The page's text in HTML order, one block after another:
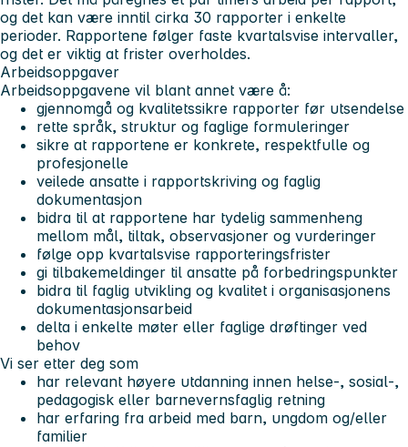
og det kan være inntil cirka 30 rapporter i enkelte
perioder. Rapportene følger faste kvartalsvise intervaller,
og det er viktig at frister overholdes.
Arbeidsoppgaver
Arbeidsoppgavene vil blant annet være å:
gjennomgå og kvalitetssikre rapporter før utsendelse
rette språk, struktur og faglige formuleringer
sikre at rapportene er konkrete, respektfulle og
profesjonelle
veilede ansatte i rapportskriving og faglig
dokumentasjon
bidra til at rapportene har tydelig sammenheng
mellom mål, tiltak, observasjoner og vurderinger
følge opp kvartalsvise rapporteringsfrister
gi tilbakemeldinger til ansatte på forbedringspunkter
bidra til faglig utvikling og kvalitet i organisasjonens
dokumentasjonsarbeid
delta i enkelte møter eller faglige drøftinger ved
behov
Vi ser etter deg som
har relevant høyere utdanning innen helse-, sosial-,
pedagogisk eller barnevernsfaglig retning
har erfaring fra arbeid med barn, ungdom og/eller
familier